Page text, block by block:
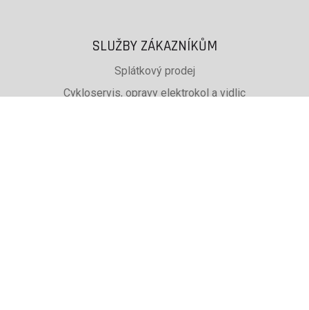
SLUŽBY ZÁKAZNÍKŮM
Splátkový prodej
Cykloservis, opravy elektrokol a vidlic